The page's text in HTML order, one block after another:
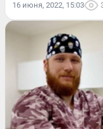
16 июня, 2022, 15:03